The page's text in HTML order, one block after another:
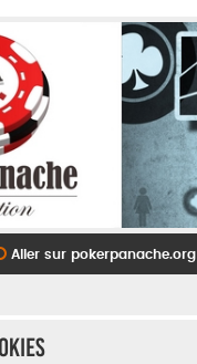
Aller sur pokerpanache.org